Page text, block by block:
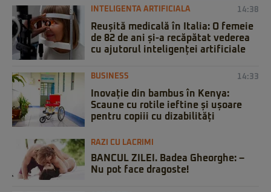
INTELIGENTA ARTIFICIALA 14:38
Reușită medicală în Italia: O femeie
de 82 de ani și-a recăpătat vederea
cu ajutorul inteligenței artificiale
BUSINESS 14:33
Inovație din bambus în Kenya:
Scaune cu rotile ieftine și ușoare
pentru copiii cu dizabilități
RAZI CU LACRIMI
BANCUL ZILEI. Badea Gheorghe: –
Nu pot face dragoste!